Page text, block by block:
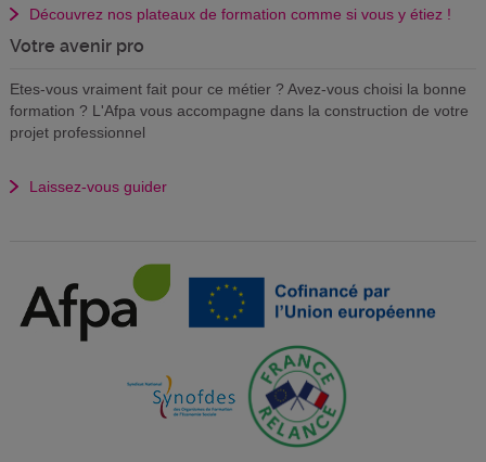
Découvrez nos plateaux de formation comme si vous y étiez !
Votre avenir pro
Etes-vous vraiment fait pour ce métier ? Avez-vous choisi la bonne
formation ? L'Afpa vous accompagne dans la construction de votre
projet professionnel
Laissez-vous guider